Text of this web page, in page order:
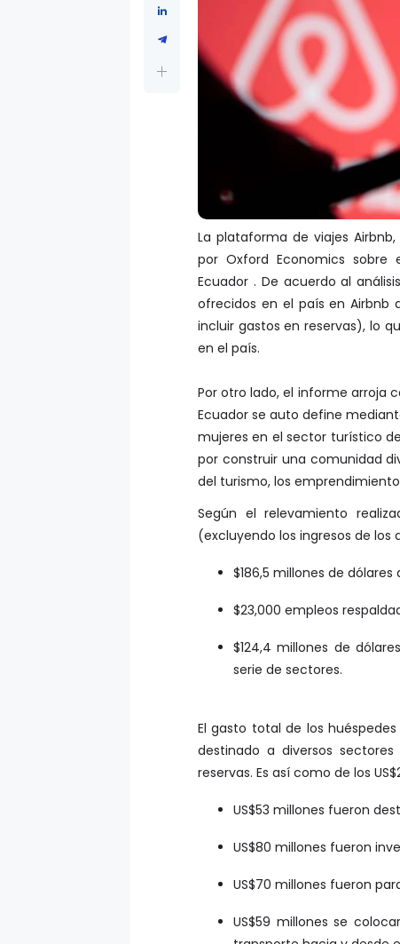
La plataforma de viajes
por Oxford Economics
Ecuador . De acuerdo al
ofrecidos en el país en Airbnb
incluir gastos en reservas), lo
en el país.
Por otro lado, el informe arroja
Ecuador se auto define
mujeres en el sector turístico
por construir una comunidad
del turismo, los
Según el relevamiento
(excluyendo los ingresos de
$186,5 millones de dólares
$23,000 empleos
$124,4 millones de
serie de sectores.
El gasto total de los
destinado a diversos
reservas. Es así como de los
US$53 millones fueron
US$80 millones fueron
US$70 millones fueron
US$59 millones se